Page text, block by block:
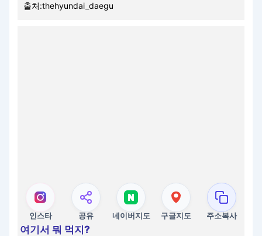
출처:thehyundai_daegu
인스타 공유 네이버지도 구글지도 주소복사
여기서 뭐 먹지?